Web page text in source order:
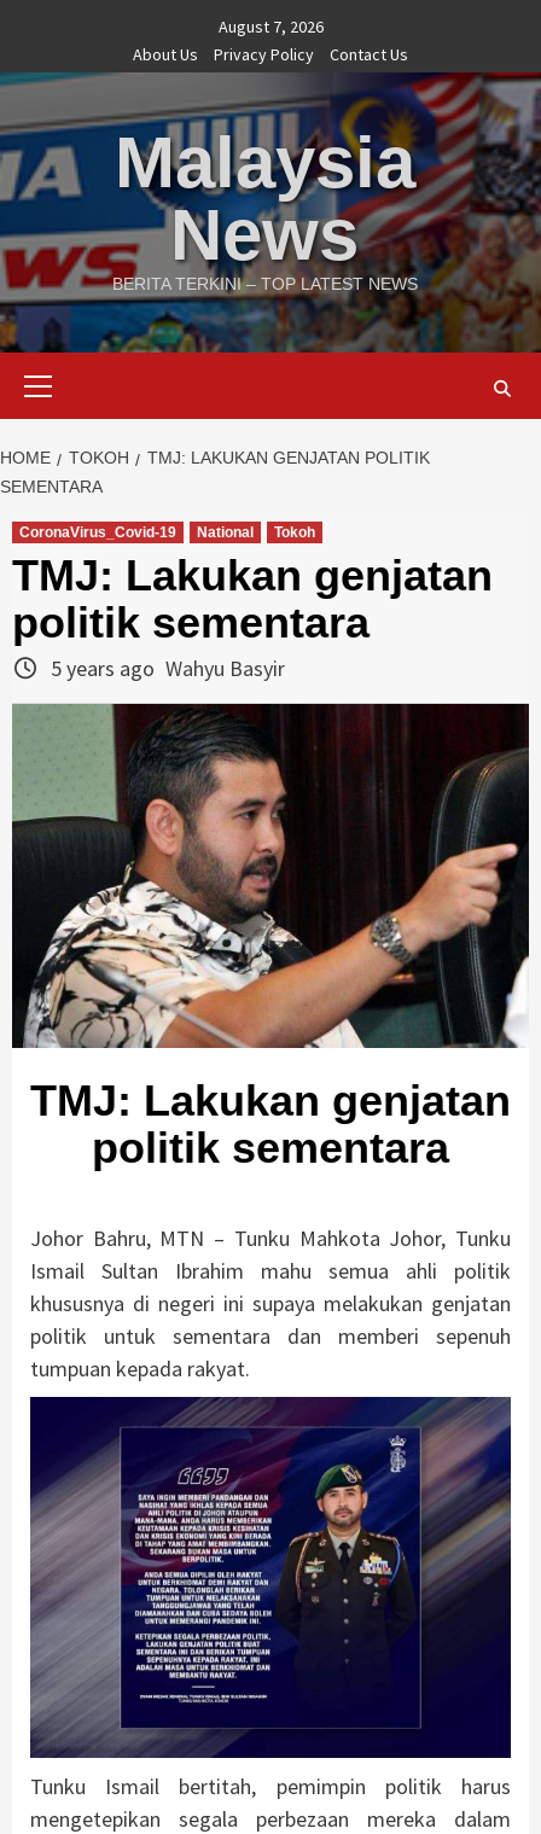
content
August 7, 2026
About Us
Privacy Policy Contact Us
Malaysia
News
BERITA TERKINI – TOP LATEST NEWS
HOME TOKOH
TMJ: LAKUKAN GENJATAN POLITIK
SEMENTARA
CoronaVirus_Covid-19 National Tokoh
TMJ: Lakukan genjatan
politik sementara
5 years ago Wahyu Basyir
TMJ: Lakukan genjatan
politik sementara
Johor Bahru, MTN – Tunku Mahkota Johor, Tunku
Ismail Sultan Ibrahim mahu semua ahli politik
khususnya di negeri ini supaya melakukan genjatan
politik untuk sementara dan memberi sepenuh
tumpuan kepada rakyat.
Tunku Ismail bertitah, pemimpin politik harus
mengetepikan segala perbezaan mereka dalam